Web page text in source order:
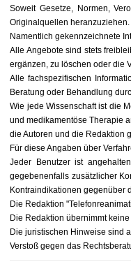
Soweit Gesetze, Normen,
Originalquellen heranzuziehen.
Namentlich gekennzeichnete
Alle Angebote sind stets
ergänzen, zu löschen oder die
Alle fachspezifischen
Beratung oder Behandlung
Wie jede Wissenschaft ist die
und medikamentöse Therapie
die Autoren und die Redaktion
Für diese Angaben über
Jeder Benutzer ist
gegebenenfalls zusätzlicher
Kontraindikationen gegenüber
Die Redaktion
Die Redaktion übernimmt
Die juristischen Hinweise sind
Verstoß gegen das